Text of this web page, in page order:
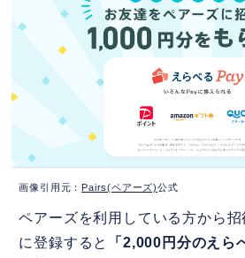
画像引用元： Pairs(ペアーズ)公式
ペアーズを利用している方から
に登録すると
「2,000円分のえら